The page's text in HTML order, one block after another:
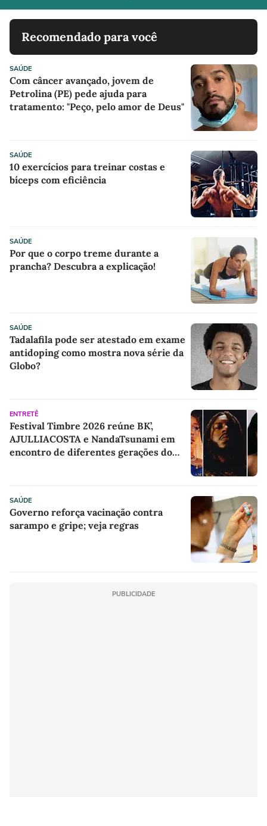
Recomendado para você
SAÚDE
Com câncer avançado, jovem de
Petrolina (PE) pede ajuda para
tratamento: "Peço, pelo amor de Deus"
SAÚDE
10 exercícios para treinar costas e
bíceps com eficiência
SAÚDE
Por que o corpo treme durante a
prancha? Descubra a explicação!
SAÚDE
Tadalafila pode ser atestado em exame
antidoping como mostra nova série da
Globo?
ENTRETÊ
Festival Timbre 2026 reúne BK’,
AJULLIACOSTA e NandaTsunami em
encontro de diferentes gerações do
SAÚDE
Governo reforça vacinação contra
sarampo e gripe; veja regras
PUBLICIDADE